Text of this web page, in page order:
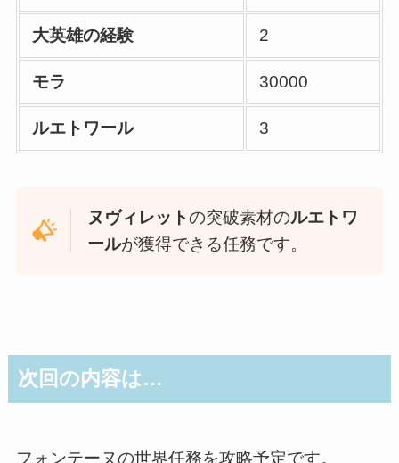
大英雄の経験 2
モラ 30000
ルエトワール 3
ヌヴィレットの突破素材のルエトワ
ールが獲得できる任務です。
次回の内容は…
フォンテーヌの世界任務を攻略予定です。